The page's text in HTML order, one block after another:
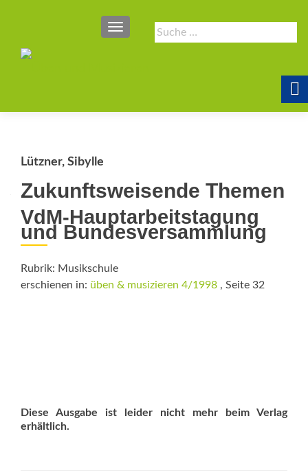
Suche
nach:
SCHALTE NAVIGATION
Lützner, Sibylle
Zukunftsweisende Themen
VdM-Hauptarbeitstagung
und Bundesversammlung
Rubrik: Musikschule
erschienen in: üben & musizieren 4/1998 , Seite 32
Diese Ausgabe ist leider nicht mehr beim Verlag
erhältlich.